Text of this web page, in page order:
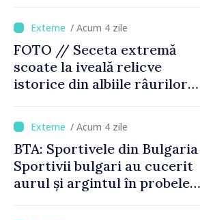
/ Acum 4 zile
FOTO // Seceta extremă
scoate la iveală relicve
istorice din albiile râurilor
/ Acum 4 zile
BTA: Sportivele din Bulgaria
Sportivii bulgari au cucerit
aurul și argintul în probele